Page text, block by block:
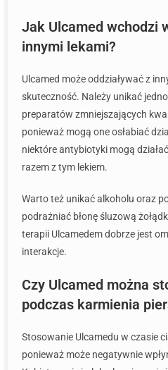
Jak Ulcamed wchodzi
innymi lekami?
Ulcamed może oddziaływać z
skuteczność. Należy unikać
preparatów zmniejszających
ponieważ mogą one osłabiać
niektóre antybiotyki mogą
razem z tym lekiem.
Warto też unikać alkoholu oraz
podrażniać błonę śluzową
terapii Ulcamedem dobrze jest
interakcje.
Czy Ulcamed można
podczas karmienia
Stosowanie Ulcamedu w czasie
ponieważ może negatywnie